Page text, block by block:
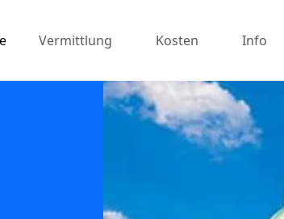
Vermittlung Kosten Info